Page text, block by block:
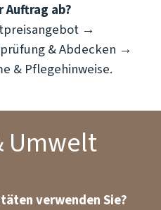
ab?
→
& Abdecken →
& Pflegehinweise.
Umwelt
verwenden Sie?